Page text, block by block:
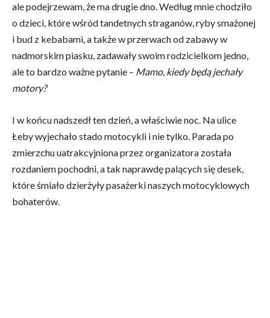
ale podejrzewam, że ma drugie dno. Według mnie chodziło
o dzieci, które wśród tandetnych straganów, ryby smażonej
i bud z kebabami, a także w przerwach od zabawy w
nadmorskim piasku, zadawały swoim rodzicielkom jedno,
ale to bardzo ważne pytanie – Mamo, kiedy będą jechały
motory?
I w końcu nadszedł ten dzień, a właściwie noc. Na ulice
Łeby wyjechało stado motocykli i nie tylko. Parada po
zmierzchu uatrakcyjniona przez organizatora została
rozdaniem pochodni, a tak naprawdę palących się desek,
które śmiało dzierżyły pasażerki naszych motocyklowych
bohaterów.